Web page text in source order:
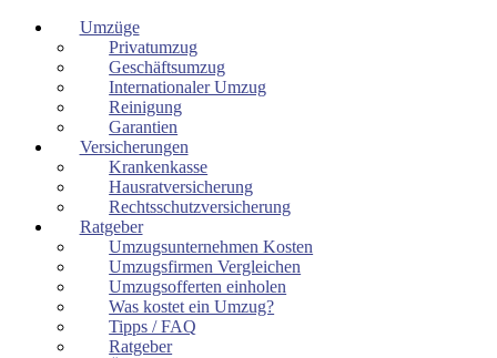
Umzüge
Privatumzug
Geschäftsumzug
Internationaler Umzug
Reinigung
Garantien
Versicherungen
Krankenkasse
Hausratversicherung
Rechtsschutzversicherung
Ratgeber
Umzugsunternehmen Kosten
Umzugsfirmen Vergleichen
Umzugsofferten einholen
Was kostet ein Umzug?
Tipps / FAQ
Ratgeber